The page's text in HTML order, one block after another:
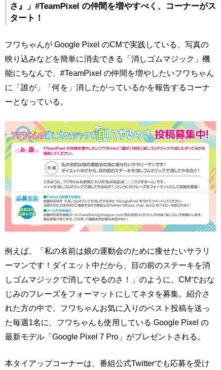
さ』」#TeamPixel の仲間を増やすべく、コーナーがス
タート！
フワちゃんが Google Pixel のCMで実践している、写真の
映り込みなどを簡単に消去できる「消しゴムマジック」機
能にちなんで、#TeamPixel の仲間を増やしたいフワちゃん
に「誰が」「何を」消したがっているかを報告するコーナ
ーとなっている。
例えば、「私の名前は娘の運動会のために痩せたいサラリ
ーマンです！ダイエット中だから、目の前のステーキを消
しゴムマジックで消してやるのさ！」のように、CMでおな
じみのフレーズをフォーマットにしてネタを募集。紹介さ
れた方の中で、フワちゃんお気に入りのベスト投稿を送っ
た毎週1名に、フワちゃんも使用している Google Pixel の
最新モデル「Google Pixel 7 Pro」がプレゼントされる。
本タイアップコーナーは、番組公式Twitterでも応募を受け